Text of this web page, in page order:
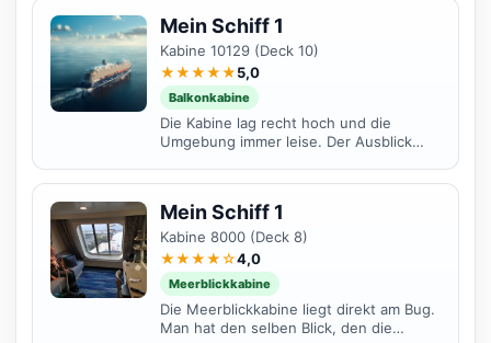
Mein Schiff 1
Kabine 10129 (Deck 10)
★★★★★5,0
Balkonkabine
Die Kabine lag recht hoch und die
Umgebung immer leise. Der Ausblick
Mein Schiff 1
Kabine 8000 (Deck 8)
★★★★☆4,0
Meerblickkabine
Die Meerblickkabine liegt direkt am Bug.
Man hat den selben Blick, den die